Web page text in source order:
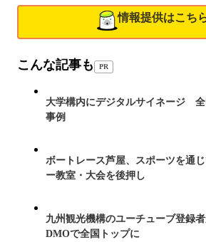
情報提供はこち
こんな記事も PR
大学構内にデジタルサイネージ
事例
ボートレース芦屋、スポーツを通
ー教室・大会を後押し
九州観光機構のユーチューブ登録
DMOで全国トップに